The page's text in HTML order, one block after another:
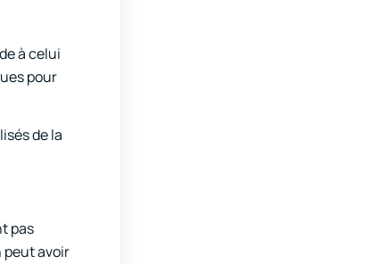
à celui
pour
de la
pas
peut avoir